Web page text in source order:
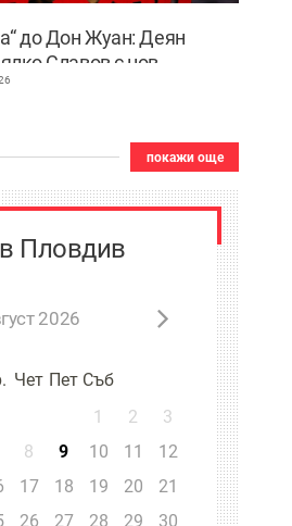
до Дон Жуан: Деян
Славов с нов
в Пловдив
покажи още
Пловдив
2026
Чет Пет Съб
1
2
3
8 9 10 11
12
17 18 19 20
21
26 27 28 29
30